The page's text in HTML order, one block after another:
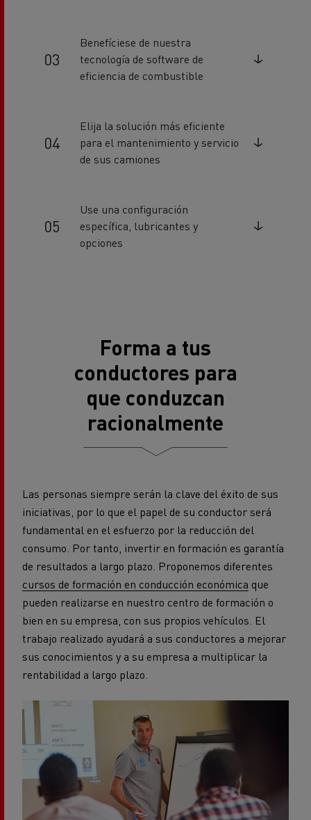
Benefíciese de nuestra
tecnología de software de
eficiencia de combustible
Elija la solución más eficiente
para el mantenimiento y servicio
de sus camiones
Use una configuración
específica, lubricantes y
opciones
Forma a tus
conductores para
que conduzcan
racionalmente
Las personas siempre serán la clave del éxito de sus
iniciativas, por lo que el papel de su conductor será
fundamental en el esfuerzo por la reducción del
consumo. Por tanto, invertir en formación es garantía
de resultados a largo plazo. Proponemos diferentes
cursos de formación en conducción económica que
pueden realizarse en nuestro centro de formación o
bien en su empresa, con sus propios vehículos. El
trabajo realizado ayudará a sus conductores a mejorar
sus conocimientos y a su empresa a multiplicar la
rentabilidad a largo plazo.